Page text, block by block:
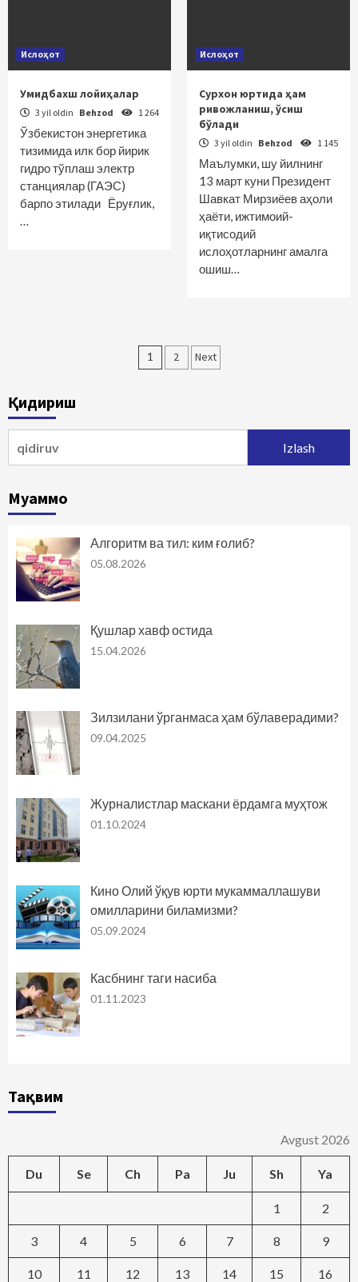
Ислоҳот
Умидбахш лойиҳалар
3 yil oldin Behzod 1 264
Ўзбекистон энергетика
тизимида илк бор йирик
гидро тўплаш электр
станциялар (ГАЭС)
барпо этилади Ёруғлик,
…
Ислоҳот
Сурхон юртида ҳам
ривожланиш, ўсиш
бўлади
3 yil oldin Behzod 1 145
Маълумки, шу йилнинг
13 март куни Президент
Шавкат Мирзиёев аҳоли
ҳаёти, ижтимоий-
иқтисодий
ислоҳотларнинг амалга
ошиш…
Maqolalar
1 2 Next
Қидириш
Муаммо
Алгоритм ва тил: ким ғолиб?
05.08.2026
Қушлар хавф остида
15.04.2026
Зилзилани ўрганмаса ҳам бўлаверадими?
09.04.2025
Журналистлар маскани ёрдамга муҳтож
01.10.2024
Кино Олий ўқув юрти мукаммаллашуви
омилларини биламизми?
05.09.2024
Касбнинг таги насиба
01.11.2023
Тақвим
Avgust 2026
Du Se Ch Pa Ju Sh Ya
1 2
3 4 5 6 7 8 9
10 11 12 13 14 15 16